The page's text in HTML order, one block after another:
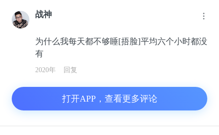
战神
为什么我每天都不够睡[捂脸]平均六个小时都没
有
2020年 回复
打开APP，查看更多评论